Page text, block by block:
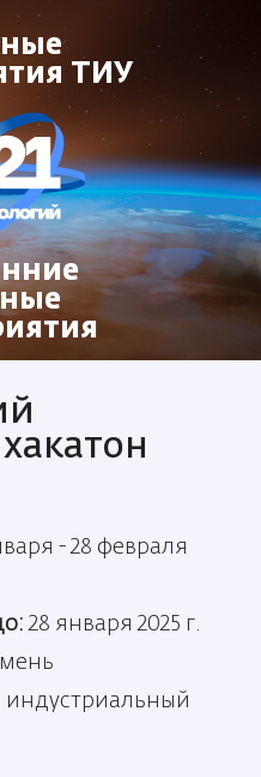
ТИУ
- 28 февраля
28 января 2025 г.